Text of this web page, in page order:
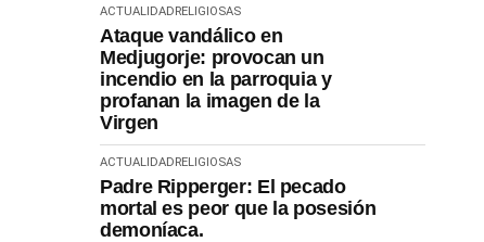
ACTUALIDADRELIGIOSAS
Ataque vandálico en
Medjugorje: provocan un
incendio en la parroquia y
profanan la imagen de la
Virgen
ACTUALIDADRELIGIOSAS
Padre Ripperger: El pecado
mortal es peor que la posesión
demoníaca.